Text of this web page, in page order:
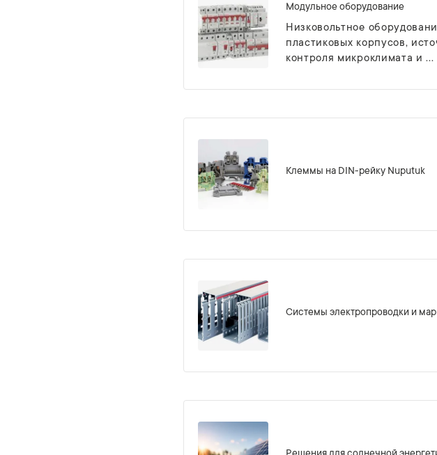
Модульное оборудование
Низковольтное
пластиковых корпусов,
контроля микроклимата и ...
Клеммы на DIN-рейку Nuputuk
Системы электропроводки и